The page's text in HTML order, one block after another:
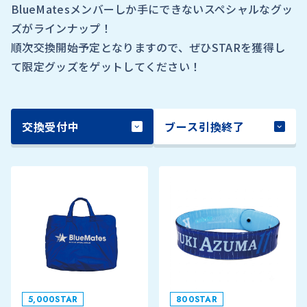
BlueMatesメンバーしか手にできないスペシャルなグッ
ズがラインナップ！
順次交換開始予定となりますので、ぜひSTARを獲得し
て限定グッズをゲットしてください！
交換受付中 ブース引換終了
5,000STAR 800STAR